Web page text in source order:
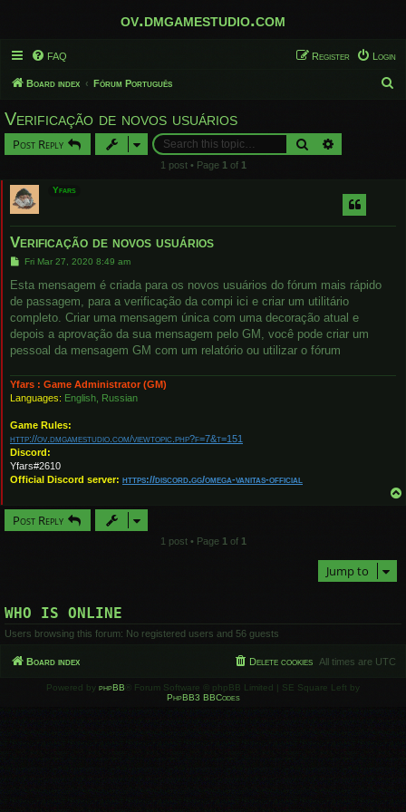
ov.dmgamestudio.com
FAQ Login
Register
Board index Fórum Português
Verificação de novos usuários
Post Reply Search
1 post • Page 1 of 1
Yfars
Verificação de novos usuários
P
s
Fri Mar 27, 2020 8:49 am
Esta mensagem é criada para os novos usuários do fórum mais rápido
de passagem, para a verificação da compi ici e criar um utilitário
completo. Criar uma mensagem única com uma decoração atual e
depois a aprovação da sua mensagem pelo GM, você pode criar um
pessoal da mensagem GM com um relatório ou utilizar o fórum
Yfars : Game Administrator (GM)
Languages: English, Russian
Game Rules:
http://ov.dmgamestudio.com/viewtopic.php?f=7&t=151
Discord:
Yfars#2610
Official Discord server: https://discord.gg/omega-vanitas-official
Post Reply
1 post • Page 1 of 1
Jump to
WHO IS ONLINE
Users browsing this forum: No registered users and 56 guests
Board index All times are UTC
Delete cookies
Powered by phpBB ® Forum Software © phpBB Limited | SE Square Left by
PhpBB3 BBCodes